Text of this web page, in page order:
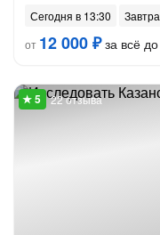
Сегодня в 13:30
от 12 000 ₽за всё
22 отзыва